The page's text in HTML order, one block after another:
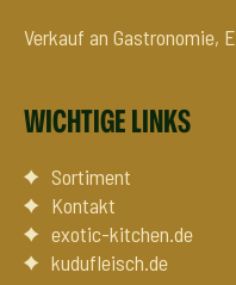
Verkauf an Gastronomie,
WICHTIGE LINKS
Sortiment
Kontakt
exotic-kitchen.de
kudufleisch.de